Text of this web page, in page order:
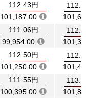
112.43円
101,187.00
111.06円
99,954.00
112.50円
101,250.00
111.55円
100,395.00